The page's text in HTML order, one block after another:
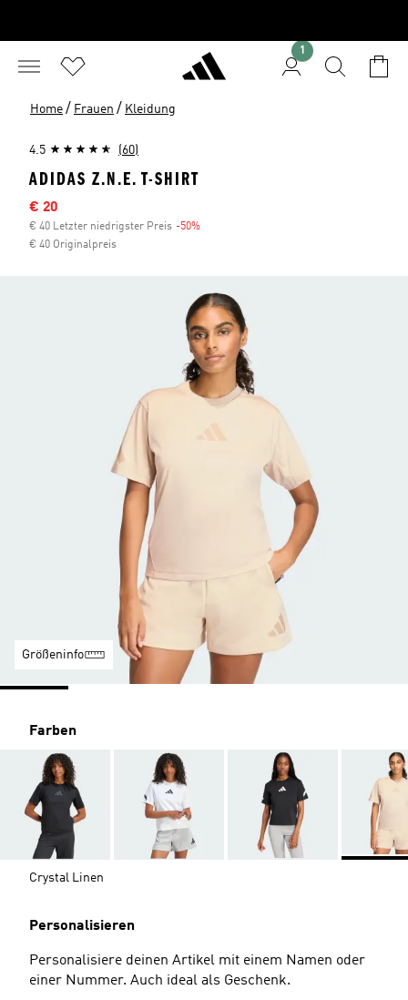
1
Home / Frauen / Kleidung
4.5 (60)
ADIDAS Z.N.E. T-SHIRT
Sale-Preis
€ 20
€ 40 Letzter niedrigster Preis -50%
€ 40 Originalpreis
Größeninfo
Farben
Crystal Linen
Personalisieren
Personalisiere deinen Artikel mit einem Namen oder
einer Nummer. Auch ideal als Geschenk.